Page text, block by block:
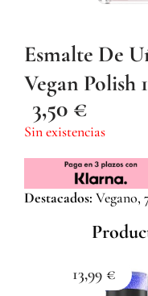
Esmalte De
Vegan Polish
3,50 €
Sin existencias
Destacados: Vegano,
13,99 €